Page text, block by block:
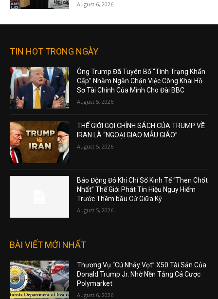
August 6, 2026
TIN HOT TRONG NGÀY
Ông Trump Đã Tuyên Bố “Tình Trạng Khẩn
Cấp” Nhằm Ngăn Chặn Việc Công Khai Hồ
Sơ Tài Chính Của Mình Cho Đài BBC
August 5, 2026
THẾ GIỚI GỌI CHÍNH SÁCH CỦA TRUMP VỀ
IRAN LÀ “NGOẠI GIAO MẪU GIÁO”
August 5, 2026
Báo Động Đỏ Khi Chỉ Số Kinh Tế “Then Chốt
Nhất” Thế Giới Phát Tín Hiệu Nguy Hiểm
Trước Thềm bầu Cử Giữa Kỳ
August 5, 2026
BÀI VIẾT MỚI NHẤT
Thương Vụ “Cú Nhảy Vọt” X50 Tài Sản Của
Donald Trump Jr. Nhờ Nền Tảng Cá Cược
Polymarket
August 6, 2026